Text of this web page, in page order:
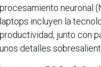
procesamiento neuronal
laptops incluyen la
productividad, junto con
unos detalles